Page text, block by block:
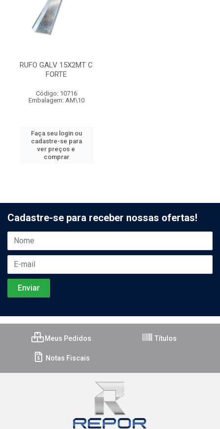
RUFO GALV 15X2MT C
FORTE
Código: 10716
Embalagem: AM\10
Faça seu login ou
cadastre-se para
ver preços e
comprar
Cadastre-se para receber nossas ofertas!
Meus Pedidos Títulos
Notas Fiscais